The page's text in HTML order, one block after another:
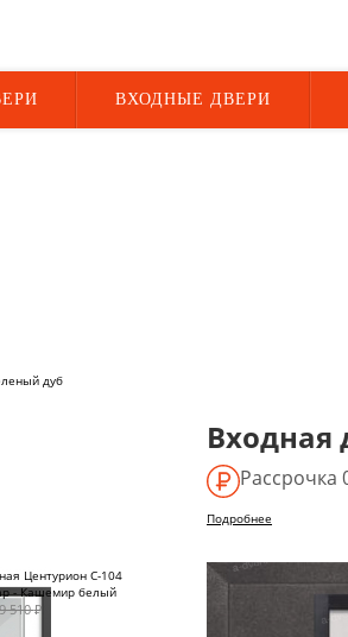
ВХОДНЫЕ ДВЕРИ
дуб
Входная
Рассрочка
Подробнее
Центурион C-104
- Кашемир белый
510 ₽